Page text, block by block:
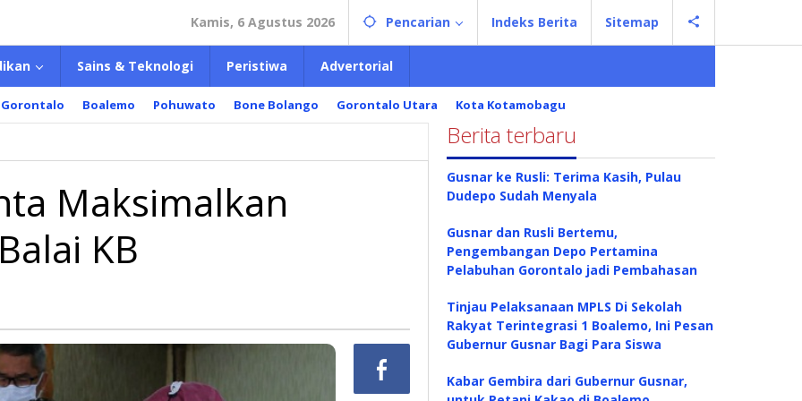
Kamis, 6 Agustus 2026 Pencarian Indeks Berita Sitemap
Sains & Teknologi Peristiwa Advertorial
Boalemo Pohuwato Bone Bolango Gorontalo Utara Kota Kotamobagu
Maksimalkan
KB
Berita terbaru
Gusnar ke Rusli: Terima Kasih, Pulau
Dudepo Sudah Menyala
Gusnar dan Rusli Bertemu,
Pengembangan Depo Pertamina
Pelabuhan Gorontalo jadi Pembahasan
Tinjau Pelaksanaan MPLS Di Sekolah
Rakyat Terintegrasi 1 Boalemo, Ini Pesan
Gubernur Gusnar Bagi Para Siswa
Kabar Gembira dari Gubernur Gusnar,